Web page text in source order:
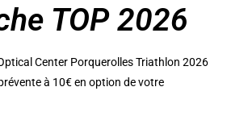
TOP 2026
Center Porquerolles Triathlon 2026
à 10€ en option de votre